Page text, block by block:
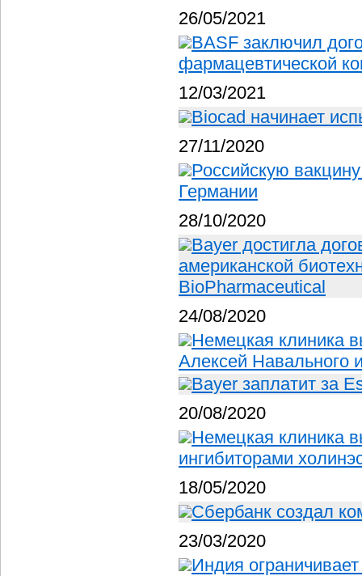
26/05/2021
BASF заключил
фармацевтической
12/03/2021
Biocad начинает
27/11/2020
Российскую
Германии
28/10/2020
Bayer достигла
американской
BioPharmaceutical
24/08/2020
Немецкая клиника
Алексей Навального
Bayer заплатит за
20/08/2020
Немецкая клиника
ингибиторами
18/05/2020
Сбербанк создал
23/03/2020
Индия